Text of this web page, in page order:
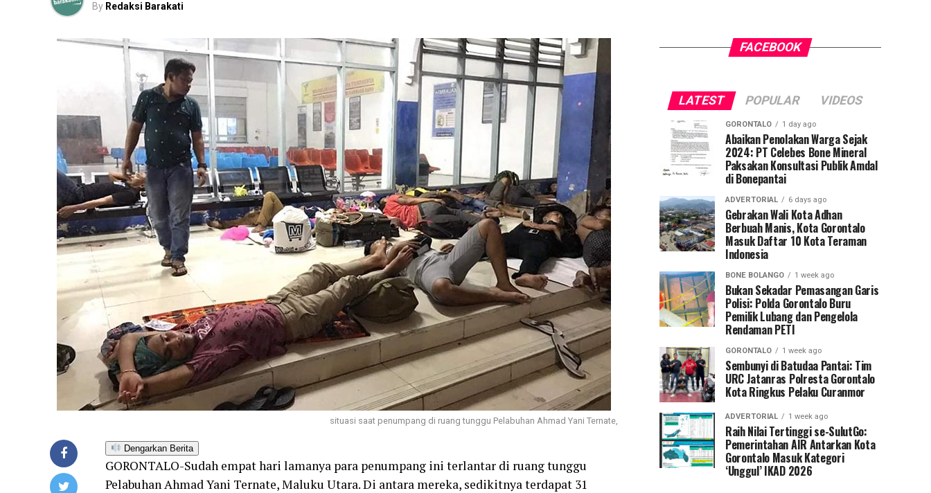
By Redaksi Barakati
situasi saat penumpang di ruang tunggu Pelabuhan Ahmad Yani Ternate,
Dengarkan Berita
GORONTALO-Sudah empat hari lamanya para penumpang ini terlantar di ruang tunggu
Pelabuhan Ahmad Yani Ternate, Maluku Utara. Di antara mereka, sedikitnya terdapat 31
FACEBOOK
LATEST POPULAR VIDEOS
GORONTALO 1 day ago
Abaikan Penolakan Warga Sejak
2024: PT Celebes Bone Mineral
Paksakan Konsultasi Publik Amdal
di Bonepantai
ADVERTORIAL 6 days ago
Gebrakan Wali Kota Adhan
Berbuah Manis, Kota Gorontalo
Masuk Daftar 10 Kota Teraman
Indonesia
BONE BOLANGO 1 week ago
Bukan Sekadar Pemasangan Garis
Polisi: Polda Gorontalo Buru
Pemilik Lubang dan Pengelola
Rendaman PETI
GORONTALO 1 week ago
Sembunyi di Batudaa Pantai: Tim
URC Jatanras Polresta Gorontalo
Kota Ringkus Pelaku Curanmor
ADVERTORIAL 1 week ago
Raih Nilai Tertinggi se-SulutGo:
Pemerintahan AIR Antarkan Kota
Gorontalo Masuk Kategori
‘Unggul’ IKAD 2026